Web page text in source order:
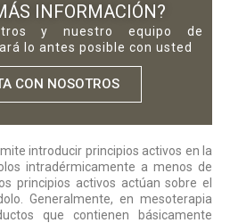
INFORMACIÓN?
y nuestro equipo de
lo antes posible con usted
CON NOSOTROS
introducir principios activos en la
intradérmicamente a menos de
principios activos actúan sobre el
Generalmente, en mesoterapia
que contienen básicamente